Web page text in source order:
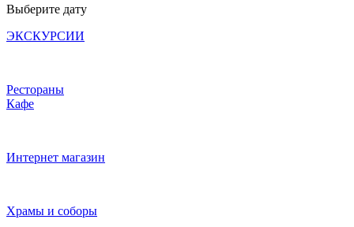
Выберите дату
ЭКСКУРСИИ
Рестораны
Кафе
Интернет магазин
Храмы и соборы